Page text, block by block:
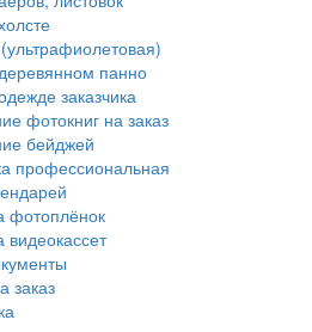
панно
заказчика
фотокниг на заказ
бейджей
профессиональная
фотоплёнок
заказ